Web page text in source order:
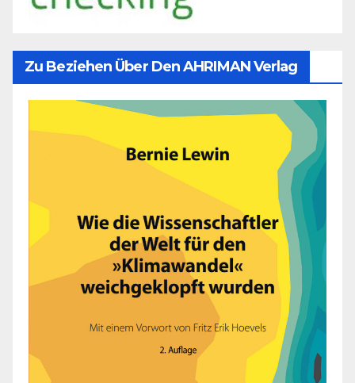
Zu Beziehen Über Den AHRIMAN Verlag